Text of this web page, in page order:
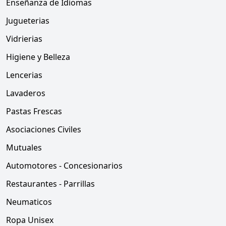
Enseñanza de Idiomas
Jugueterias
Vidrierias
Higiene y Belleza
Lencerias
Lavaderos
Pastas Frescas
Asociaciones Civiles
Mutuales
Automotores - Concesionarios
Restaurantes - Parrillas
Neumaticos
Ropa Unisex